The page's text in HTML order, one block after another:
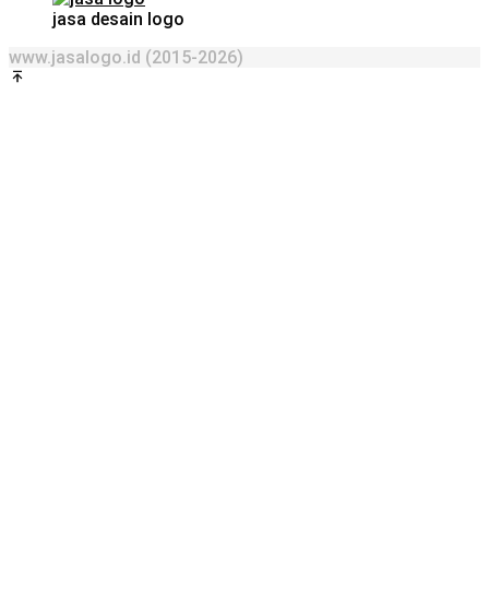
jasa desain logo
www.jasalogo.id (2015-2026)